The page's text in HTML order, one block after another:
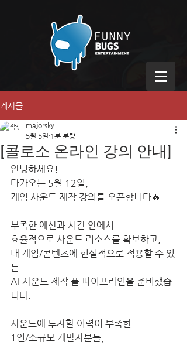
게시물
[콜로소 온라인 강의 안내]
majorsky
5월 5일 1분 분량
안녕하세요!
다가오는 5월 12일,
게임 사운드 제작 강의를 오픈합니다🔥
부족한 예산과 시간 안에서
효율적으로 사운드 리소스를 확보하고,
내 게임/콘텐츠에 현실적으로 적용할 수 있
는
AI 사운드 제작 풀 파이프라인을 준비했습
니다.
사운드에 투자할 여력이 부족한
1인/소규모 개발자분들,